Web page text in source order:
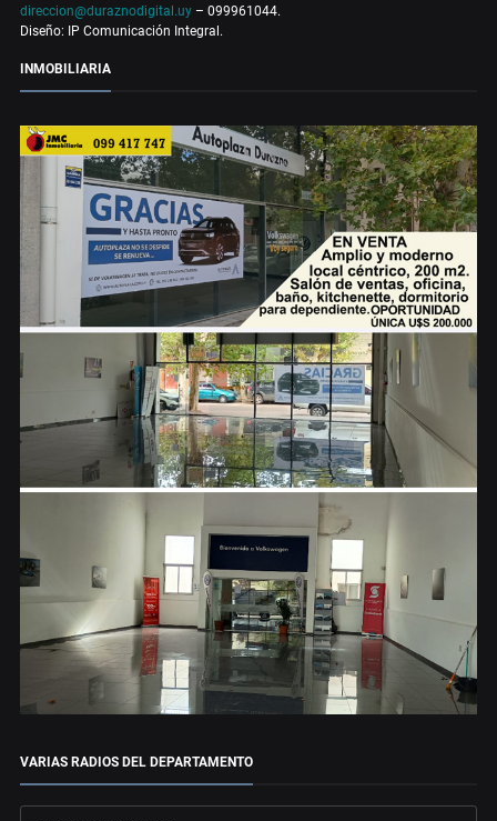
direccion@duraznodigital.uy – 099961044.
Diseño: IP Comunicación Integral.
INMOBILIARIA
VARIAS RADIOS DEL DEPARTAMENTO